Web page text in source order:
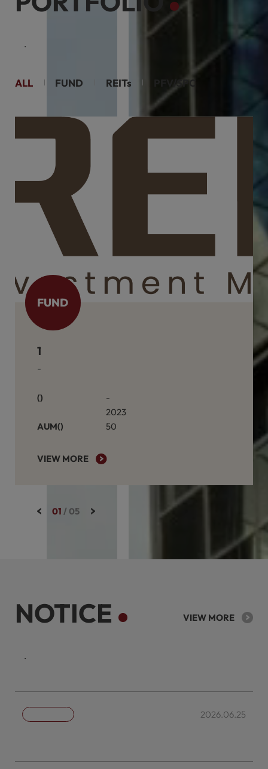
케이리츠투자운용은 부동산 투자의 새로운 장을 열어갑니다.
ALL FUND REITs PFV/SPC
FUND
케이알블라인드일반사모투자신탁제1호
-
연면적(㎡)
-
2023
AUM(억원)
50
VIEW MORE
02 /05
NOTICE
케이리츠투자운용의 주요 투자정보를 확인할 수 있습니다.
VIEW MORE
2026.06.25